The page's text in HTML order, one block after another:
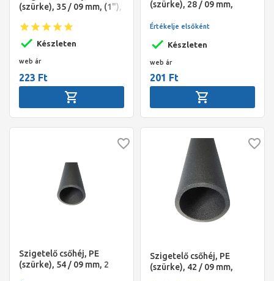
(szürke), 35 / 09 mm, (1"),
Basic, Sanflex
Készleten
web ár
223 Ft
(szürke), 28 / 09 mm,
Climaflex Basic, Sanflex
Készleten
Értékelje elsőként
web ár
201 Ft
Szigetelő csőhéj, PE
(szürke), 54 / 09 mm, 2
Szigetelő csőhéj, PE
(szürke), 42 / 09 mm,